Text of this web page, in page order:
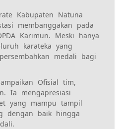
Kabupaten Natuna
membanggakan pada
Karimun. Meski hanya
karateka yang
medali bagi
Ofisial tim,
Ia mengapresiasi
yang mampu tampil
dengan baik hingga